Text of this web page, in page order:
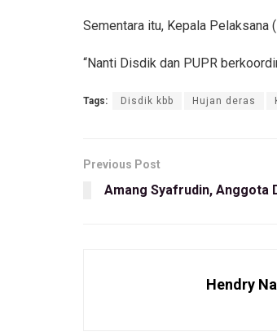
Sementara itu, Kepala Pelaksana
“Nanti Disdik dan PUPR
Tags: Disdik kbb Hujan deras
Previous Post
Amang Syafrudin, Anggota
Hendry